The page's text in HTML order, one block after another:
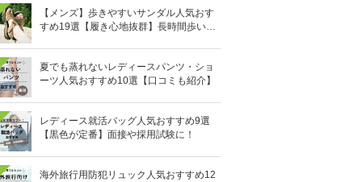
【メンズ】歩きやすいサンダル人気おす
すめ19選【履き心地抜群】長時間歩いて
夏でも蒸れないレディースパンツ・ショ
ーツ人気おすすめ10選【口コミも紹介】
レディース就活バッグ人気おすすめ9選
【黒色が定番】面接や採用試験に！
海外旅行用防犯リュック人気おすすめ12